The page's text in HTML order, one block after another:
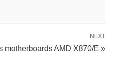
NEXT
motherboards AMD X870/E »